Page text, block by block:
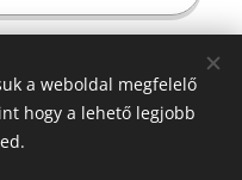
ERKÉLY - SZABAD
a weboldal megfelelő
hogy a lehető legjobb